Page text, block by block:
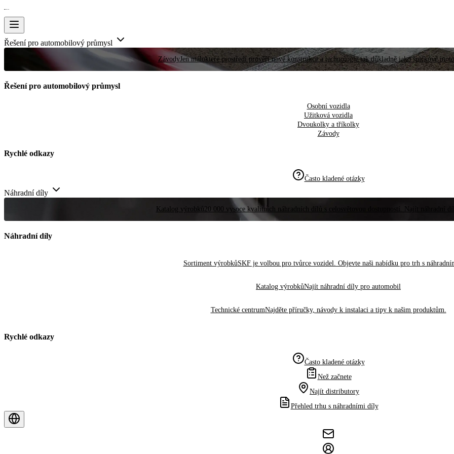
Řešení pro automobilový průmysl
ZávodyJen málokteré prostředí prověří nové konstrukce a technologie tak důkladně jako špičkové
Řešení pro automobilový průmysl
Osobní vozidla
Užitková vozidla
Dvoukolky a tříkolky
Závody
Rychlé odkazy
Často kladené otázky
Náhradní díly
Katalog výrobků20 000 vysoce kvalitních náhradních dílů s celosvětovou dostupností. Najít náhradní
Náhradní díly
Sortiment výrobkůSKF je volbou pro tvůrce vozidel. Objevte naši nabídku pro trh s
Katalog výrobkůNajít náhradní díly pro automobil
Technické centrumNajděte příručky, návody k instalaci a tipy k našim produktům.
Rychlé odkazy
Často kladené otázky
Než začnete
Najít distributory
Přehled trhu s náhradními díly